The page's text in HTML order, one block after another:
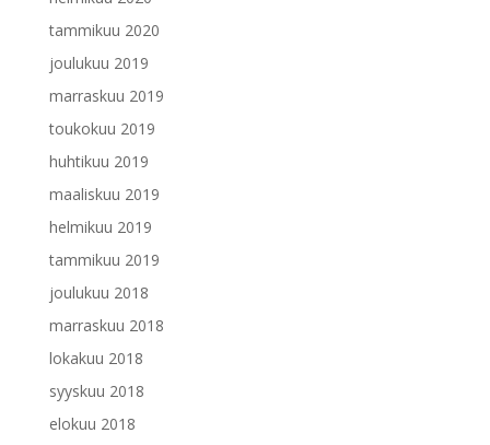
tammikuu 2020
joulukuu 2019
marraskuu 2019
toukokuu 2019
huhtikuu 2019
maaliskuu 2019
helmikuu 2019
tammikuu 2019
joulukuu 2018
marraskuu 2018
lokakuu 2018
syyskuu 2018
elokuu 2018